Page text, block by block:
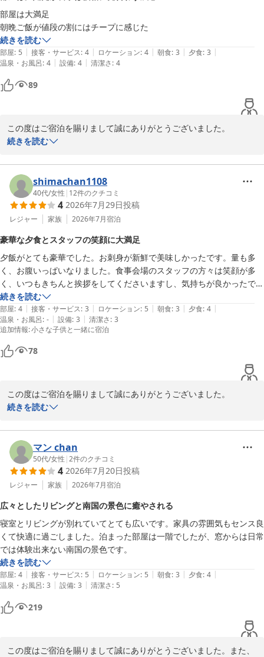
部屋は大満足
朝晩ご飯が値段の割にはチープに感じた
続きを読む
部屋: 5 | 接客・サービス: 4 | ロケーション: 4 | 朝食: 3 | 夕食: 3 |
温泉・お風呂: 4 | 設備: 4 | 清潔さ: 4
89
この度はご宿泊を賜りまして誠にありがとうございました。
また、お部屋にはご満足いただけましたようで良かったです。
めったにないご感想ありがとうございます。
たてやま鏡ヶ浦温泉 館山シーサイドホテル
2026-07-30
続きを読む
shimachan1108
40代/女性 | 12件のクチコミ
4 2026年7月29日投稿
レジャー 家族 2026年7月宿泊
豪華な夕食とスタッフの笑顔に大満足
夕飯がとても豪華でした。お刺身が新鮮で美味しかったです。量も多
く、お腹いっぱいなりました。食事会場のスタッフの方々は笑顔が多
く、いつもきちんと挨拶をしてくださいますし、気持ちが良かったで
す。
続きを読む
部屋: 4 | 接客・サービス: 3 | ロケーション: 5 | 朝食: 3 | 夕食: 4 |
温泉・お風呂: - | 設備: 3 | 清潔さ: 3
追加情報:小さな子供と一緒に宿泊
78
この度はご宿泊を賜りまして誠にありがとうございました。
特にお食事にご満足いただけました事嬉しい限りでございます。
51平方メートルと広く椰子の木に囲まれた館山湾の景色もリゾート
感満載で晴れた日には夕日と富士山がすごく綺麗に見える絶好のロ
ケーションと自負しております。
機会がございましたら又お越しくださいませ。またお会いできるの
を楽しみにしております。
たてやま鏡ヶ浦温泉 館山シーサイドホテル
2026-07-30
続きを読む
マン chan
50代/女性 |2件のクチコミ
4 2026年7月20日投稿
レジャー 家族 2026年7月宿泊
広々としたリビングと南国の景色に癒やされる
寝室とリビングが別れていてとても広いです。家具の雰囲気もセンス良
くて快適に過ごしました。泊まった部屋は一階でしたが、窓からは日常
では体験出来ない南国の景色です。
続きを読む
部屋: 4 | 接客・サービス: 5 | ロケーション: 5 | 朝食: 3 | 夕食: 4 |
温泉・お風呂: 3 | 設備: 3 | 清潔さ: 5
219
この度はご宿泊を賜りまして誠にありがとうございました。また、